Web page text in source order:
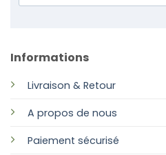
Informations
Livraison & Retour
A propos de nous
Paiement sécurisé